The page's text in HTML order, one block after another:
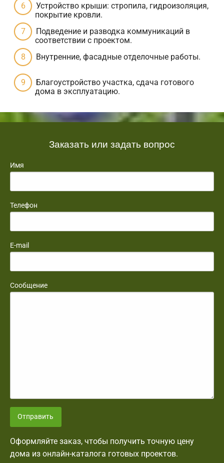
Устройство крыши: стропила, гидроизоляция,
покрытие кровли.
Подведение и разводка коммуникаций в
соответствии с проектом.
Внутренние, фасадные отделочные работы.
Благоустройство участка, сдача готового
дома в эксплуатацию.
Заказать или задать вопрос
Имя
Телефон
E-mail
Сообщение
Отправить
Оформляйте заказ, чтобы получить точную цену
дома из онлайн-каталога готовых проектов.